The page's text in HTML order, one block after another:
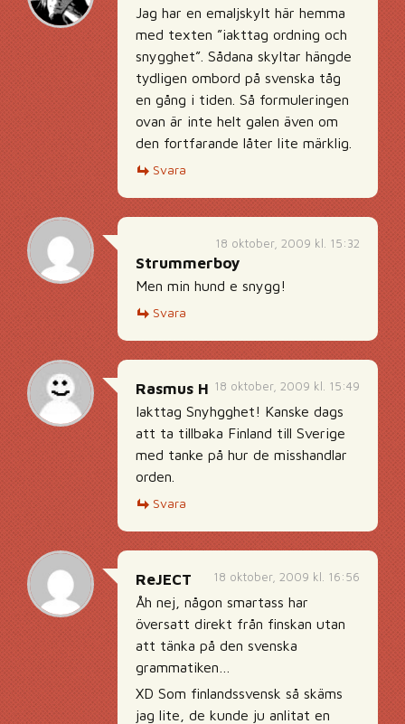
Jag har en emaljskylt här hemma
med texten ”iakttag ordning och
snygghet”. Sådana skyltar hängde
tydligen ombord på svenska tåg
en gång i tiden. Så formuleringen
ovan är inte helt galen även om
den fortfarande låter lite märklig.
Svara
18 oktober, 2009 kl. 15:32
Strummerboy
Men min hund e snygg!
Svara
18 oktober, 2009 kl. 15:49
Rasmus H
Iakttag Snyhgghet! Kanske dags
att ta tillbaka Finland till Sverige
med tanke på hur de misshandlar
orden.
Svara
18 oktober, 2009 kl. 16:56
ReJECT
Åh nej, någon smartass har
översatt direkt från finskan utan
att tänka på den svenska
grammatiken…
XD Som finlandssvensk så skäms
jag lite, de kunde ju anlitat en